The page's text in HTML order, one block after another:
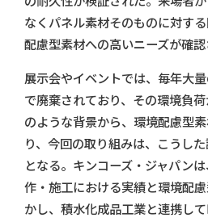
なくパネル素材そのものに対す
配慮型素材への高いニーズが確認
展示会やイベントでは、毎年大
で廃棄されており、その環境負
のような背景から、環境配慮型
り、今回の取り組みは、こうし
となる。キンコーズ・ジャパン
作・施工における実績と環境配
かし、積水化成品工業と連携し